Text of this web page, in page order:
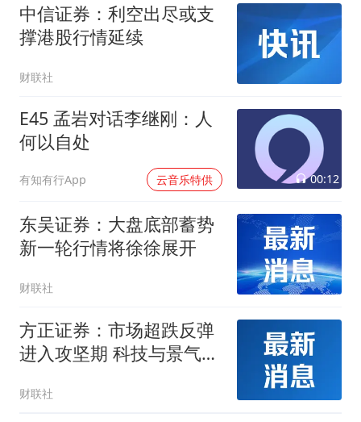
中信证券：利空出尽或支
撑港股行情延续
财联社
E45 孟岩对话李继刚：人
何以自处
有知有行App 云音乐特供 00:12
东吴证券：大盘底部蓄势
新一轮行情将徐徐展开
财联社
方正证券：市场超跌反弹
进入攻坚期 科技与景气赛
财联社